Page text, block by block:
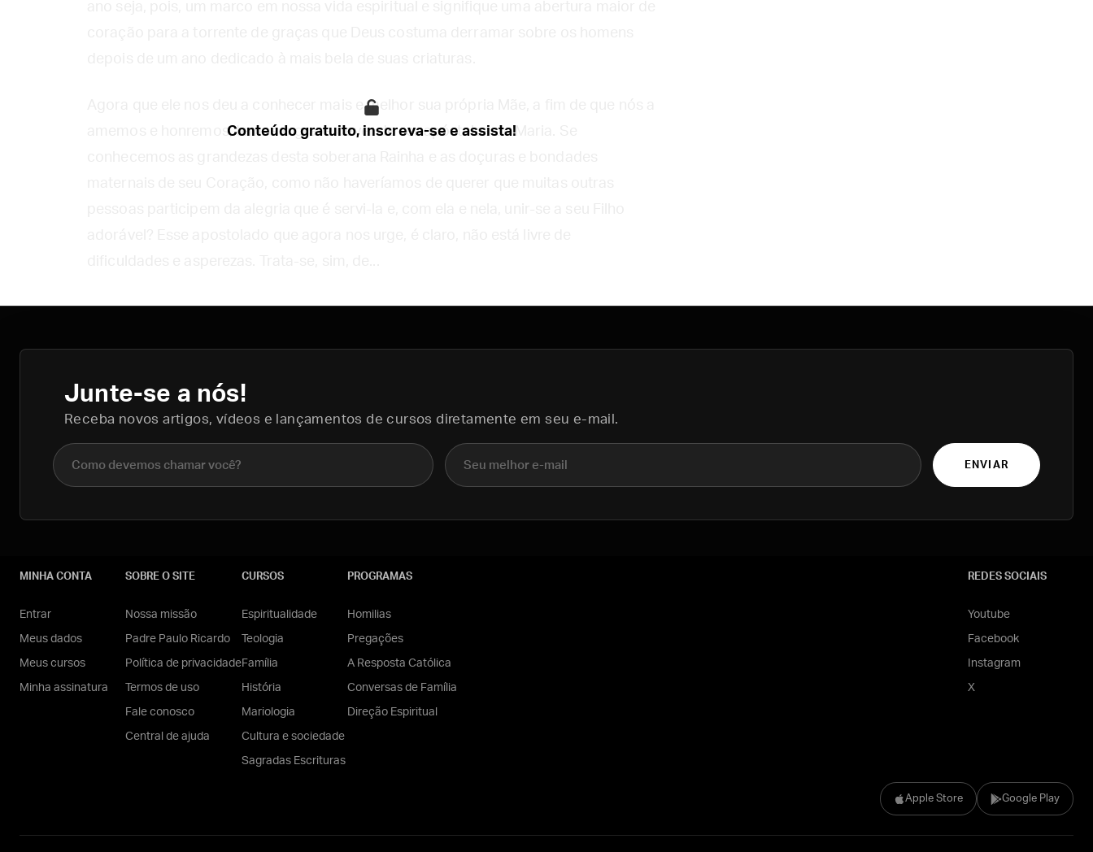
Agora que ele nos deu a conhecer mais e melhor sua própria Mãe, a fim de que nós a
amemos e honremos, temos o grave dever de ser apóstolos de Maria. Se
Conteúdo gratuito, inscreva-se e assista!
Junte-se a nós!
Receba novos artigos, vídeos e lançamentos de cursos diretamente em seu e-mail.
Nome completo E-mail
ENVIAR
Apple Store Google Play
MINHA CONTA
Entrar
Meus dados
Meus cursos
Minha assinatura
SOBRE O SITE
Nossa missão
Padre Paulo Ricardo
Política de privacidade
Termos de uso
Fale conosco
Central de ajuda
CURSOS
Espiritualidade
Teologia
Família
História
Mariologia
Cultura e sociedade
Sagradas Escrituras
PROGRAMAS
Homilias
Pregações
A Resposta Católica
Conversas de Família
Direção Espiritual
REDES SOCIAIS
Youtube
Facebook
Instagram
X